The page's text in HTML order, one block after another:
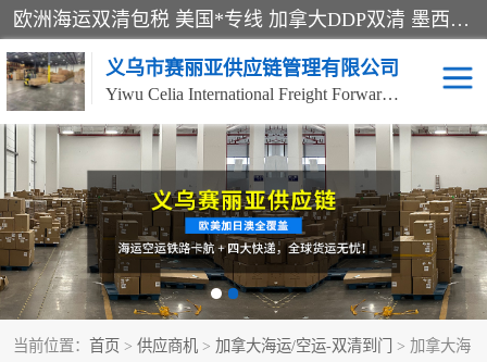
欧洲海运双清包税 美国*专线 加拿大DDP双清 墨西哥跨境空运 澳大利亚专线物流 跨境电商物流服务 国际快递到门服务 海运*渠道 一站式跨境物流解决方案 TikTok/SHEIN专线 电商平台FBA头程运输 国际铁路运输欧洲 UPS/DDHL/联邦快递跨境 美国双清到门物流 跨境*运输
义乌市赛丽亚供应链管理有限公司
Yiwu Celia International Freight Forwarding Co., Ltd
当前位置： 首页 > 供应商机 > 加拿大海运/空运-双清到门
> 加拿大海
美森快船 欧洲卡航
加拿大海运/空运-双清到
门
澳大利亚海运/空运-双清
到门
墨西哥海运/空运-双清到
门